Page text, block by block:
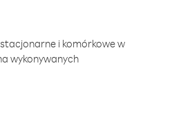
i komórkowe w
wykonywanych